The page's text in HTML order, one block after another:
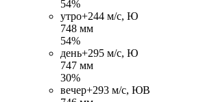
54%
утро+244 м/c, Ю
748 мм
54%
день+295 м/c, Ю
747 мм
30%
вечер+293 м/c, ЮВ